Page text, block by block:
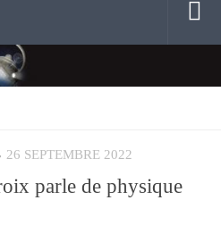
26 SEPTEMBRE 2022
parle de physique